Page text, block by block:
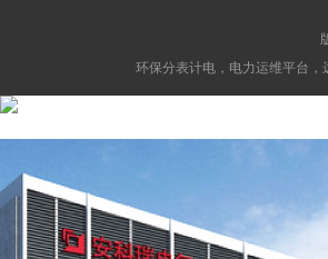
环保分表计电，电力运维平台